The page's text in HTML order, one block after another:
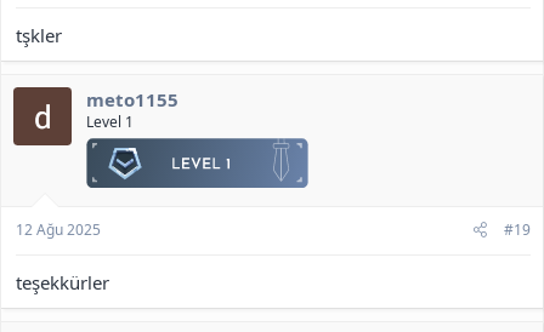
tşkler
meto1155
Level 1
12 Ağu 2025 #19
teşekkürler